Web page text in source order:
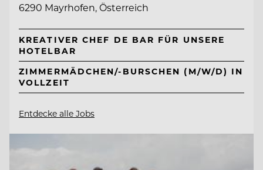
6290 Mayrhofen, Österreich
KREATIVER CHEF DE BAR FÜR UNSERE
HOTELBAR
ZIMMERMÄDCHEN/-BURSCHEN (M/W/D) IN
VOLLZEIT
Entdecke alle Jobs